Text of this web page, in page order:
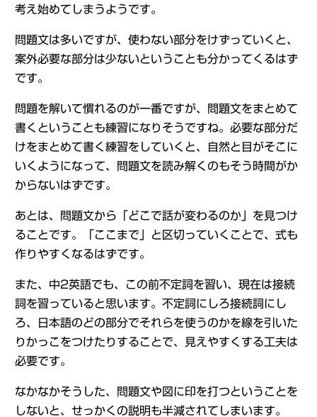
考え始めてしまうようです。
問題文は多いですが、使わない部分をけずっていくと、
案外必要な部分は少ないということも分かってくるはず
です。
問題を解いて慣れるのが一番ですが、問題文をまとめて
書くということも練習になりそうですね。必要な部分だ
けをまとめて書く練習をしていくと、自然と目がそこに
いくようになって、問題文を読み解くのもそう時間がか
からないはずです。
あとは、問題文から「どこで話が変わるのか」を見つけ
ることです。「ここまで」と区切っていくことで、式も
作りやすくなるはずです。
また、中2英語でも、この前不定詞を習い、現在は接続
詞を習っていると思います。不定詞にしろ接続詞にし
ろ、日本語のどの部分でそれらを使うのかを線を引いた
りかっこをつけたりすることで、見えやすくする工夫は
必要です。
なかなかそうした、問題文や図に印を打つということを
しないと、せっかくの説明も半減されてしまいます。